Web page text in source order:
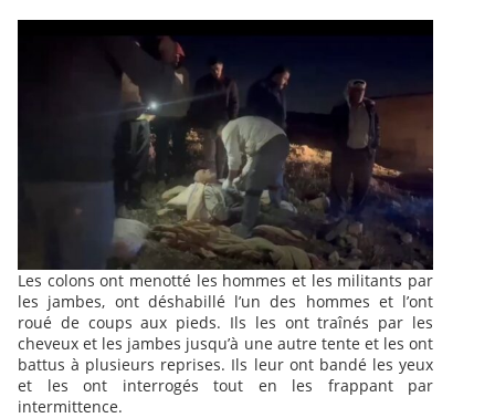
Les colons ont menotté les hommes et les militants par
les jambes, ont déshabillé l’un des hommes et l’ont
roué de coups aux pieds. Ils les ont traînés par les
cheveux et les jambes jusqu’à une autre tente et les ont
battus à plusieurs reprises. Ils leur ont bandé les yeux
et les ont interrogés tout en les frappant par
intermittence.